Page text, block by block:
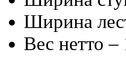
Ширина
Вес нетто –